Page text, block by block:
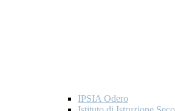
IPSIA Odero